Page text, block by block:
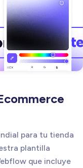
para tu tienda
plantilla
que incluye